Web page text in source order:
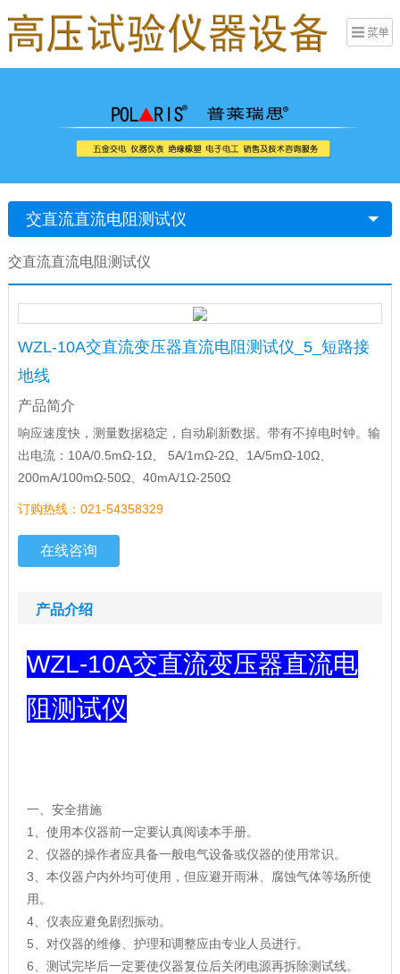
交直流直流电阻测试仪
交直流直流电阻测试仪
WZL-10A交直流变压器直流电阻测试仪_5_短路接
地线
产品简介
响应速度快，测量数据稳定，自动刷新数据。带有不掉电时钟。输
出电流：10A/0.5mΩ-1Ω、 5A/1mΩ-2Ω、1A/5mΩ-10Ω、
200mA/100mΩ-50Ω、40mA/1Ω-250Ω
订购热线：021-54358329
在线咨询
产品介绍
WZL-10A交直流变压器直流电
阻测试仪
一、安全措施
1、使用本仪器前一定要认真阅读本手册。
2、仪器的操作者应具备一般电气设备或仪器的使用常识。
3、本仪器户内外均可使用，但应避开雨淋、腐蚀气体等场所使
用。
4、仪表应避免剧烈振动。
5、对仪器的维修、护理和调整应由专业人员进行。
6、测试完毕后一定要使仪器复位后关闭电源再拆除测试线。